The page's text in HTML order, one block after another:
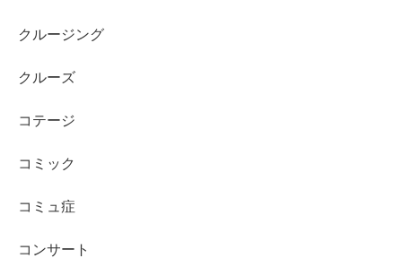
クルージング
クルーズ
コテージ
コミック
コミュ症
コンサート